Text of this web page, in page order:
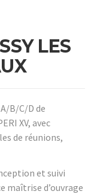
LES
B/C/D de
XV, avec
de réunions,
et suivi
maîtrise d’ouvrage